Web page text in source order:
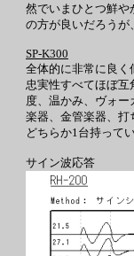
然でいまひとつ鮮や
の方が良いだろうが
SP-K300
全体的に非常に良く
忠実性すべてほぼ互
度、温かみ、ヴォ
楽器、金管楽器、打
どちらか1台持って
サイン波応答